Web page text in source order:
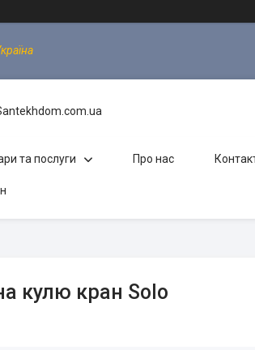
та послуги Про нас
кулю кран Solo